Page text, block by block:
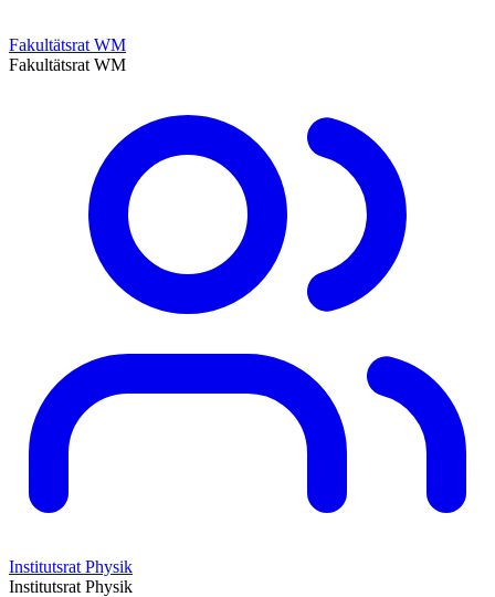
Fakultätsrat WM
Fakultätsrat WM
Institutsrat Physik
Institutsrat Physik